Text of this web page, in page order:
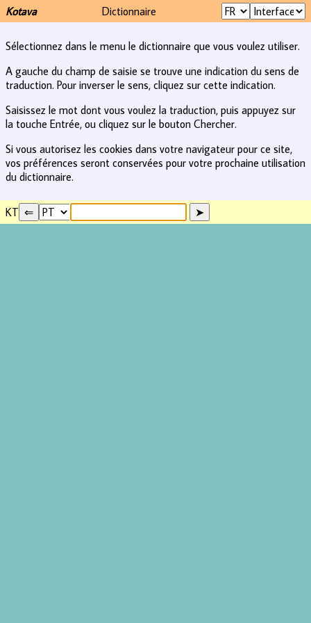
Kotava Dictionnaire
Sélectionnez dans le menu le dictionnaire que vous voulez utiliser.
A gauche du champ de saisie se trouve une indication du sens de
traduction. Pour inverser le sens, cliquez sur cette indication.
Saisissez le mot dont vous voulez la traduction, puis appuyez sur
la touche Entrée, ou cliquez sur le bouton Chercher.
Si vous autorisez les cookies dans votre navigateur pour ce site,
vos préférences seront conservées pour votre prochaine utilisation
du dictionnaire.
KT